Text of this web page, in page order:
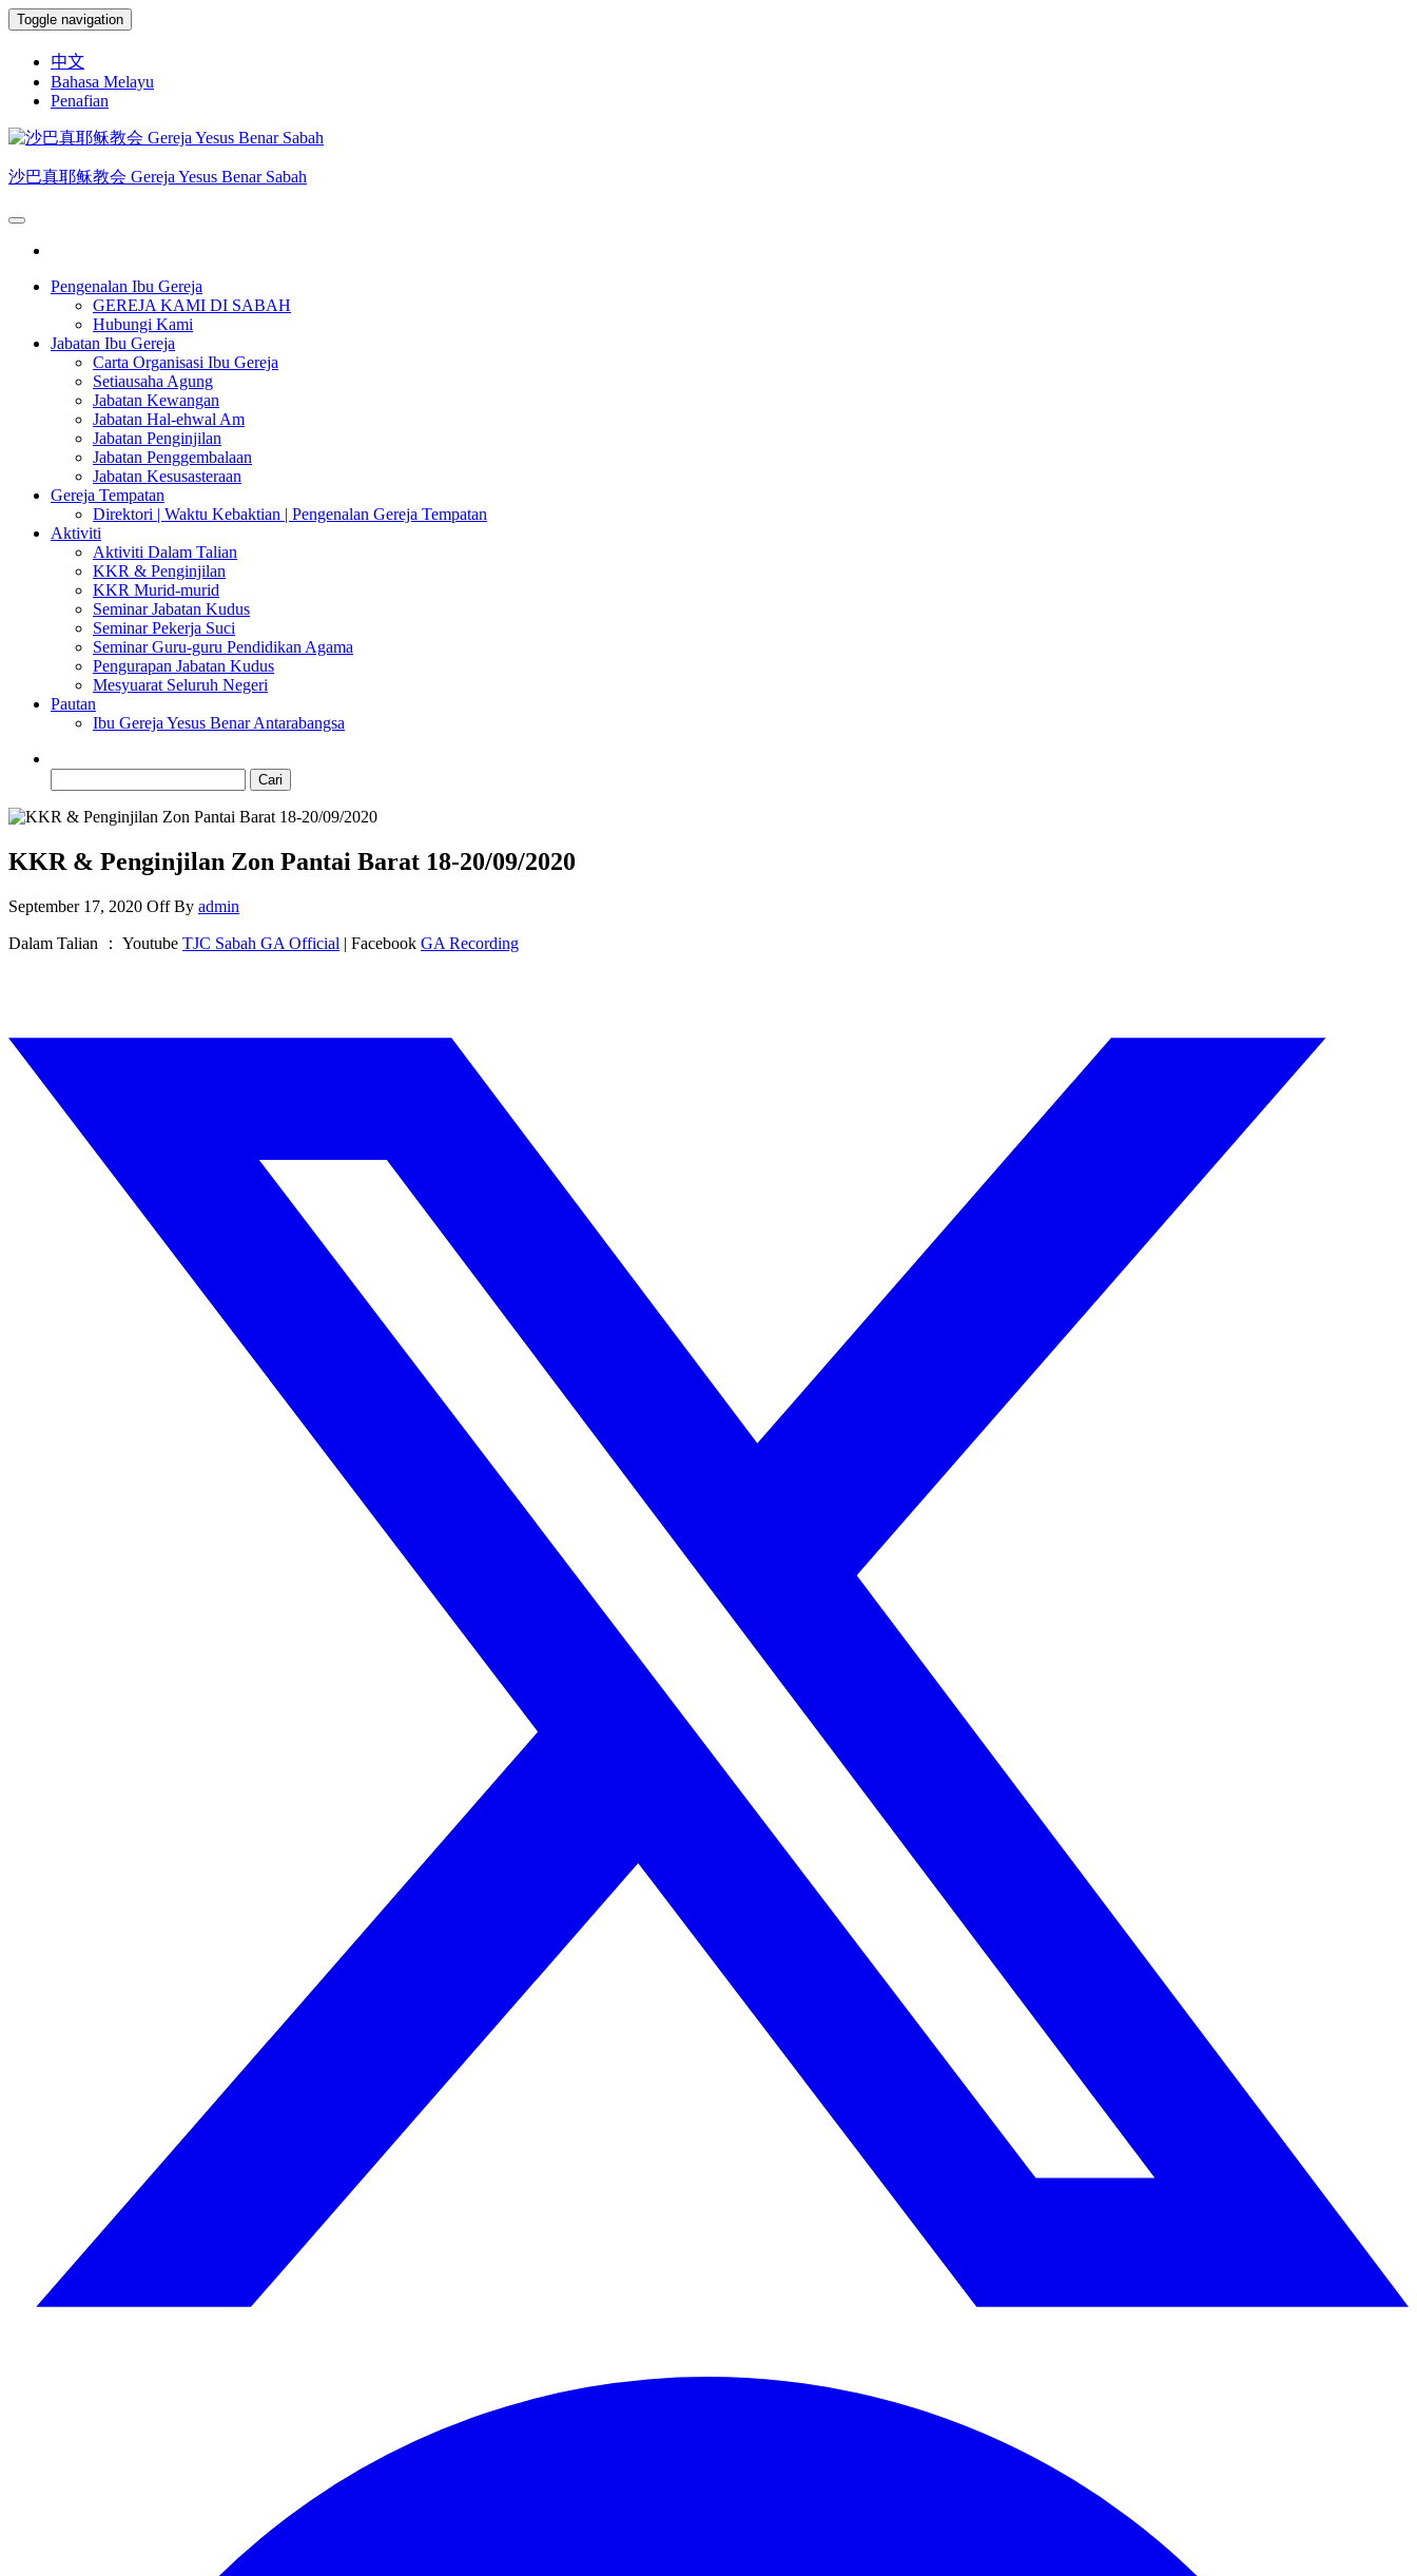
Skip
to
content
Toggle navigation
中文
Bahasa Melayu
Penafian
沙巴真耶稣教会 Gereja Yesus Benar Sabah
Pengenalan Ibu Gereja
GEREJA KAMI DI SABAH
Hubungi Kami
Jabatan Ibu Gereja
Carta Organisasi Ibu Gereja
Setiausaha Agung
Jabatan Kewangan
Jabatan Hal-ehwal Am
Jabatan Penginjilan
Jabatan Penggembalaan
Jabatan Kesusasteraan
Gereja Tempatan
Direktori | Waktu Kebaktian | Pengenalan Gereja Tempatan
Aktiviti
Aktiviti Dalam Talian
KKR & Penginjilan
KKR Murid-murid
Seminar Jabatan Kudus
Seminar Pekerja Suci
Seminar Guru-guru Pendidikan Agama
Pengurapan Jabatan Kudus
Mesyuarat Seluruh Negeri
Pautan
Ibu Gereja Yesus Benar Antarabangsa
KKR & Penginjilan Zon Pantai Barat 18-20/09/2020
September 17, 2020 OffBy admin
Dalam Talian ： Youtube TJC Sabah GA Official | Facebook GA Recording